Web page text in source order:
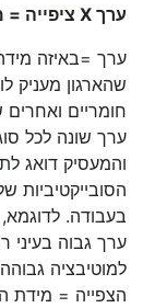
ערך X ציפייה = מוטיבציה
ערך =באיזה
שהארגון מעניק
חומריים
ערך שונה לכל
והמעסיק דואג
בעבודה.
ערך גבוה בעיני
למוטיבציה
הצפייה = מידת